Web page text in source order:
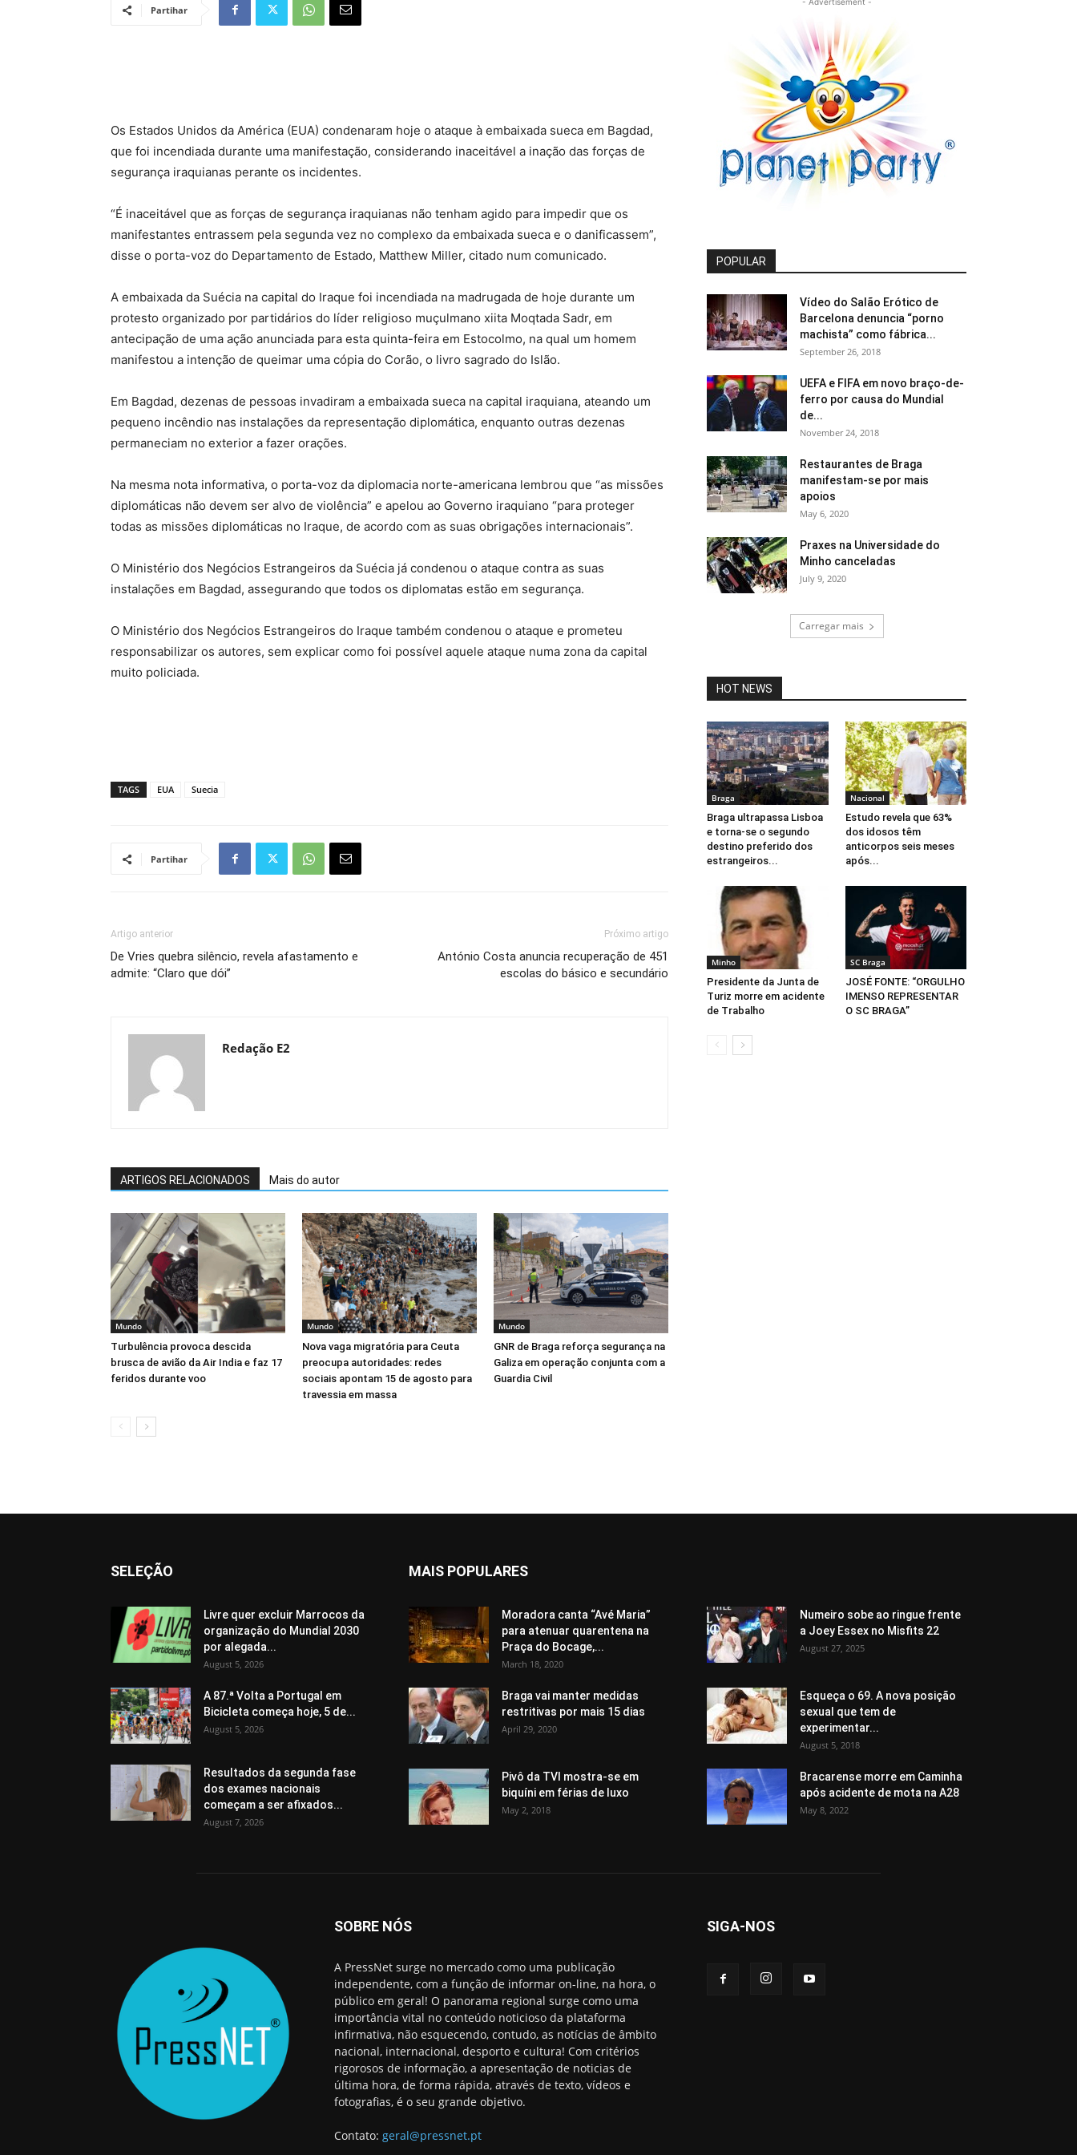
Partihar
Os Estados Unidos da América (EUA) condenaram hoje o ataque à embaixada sueca em Bagdad,
que foi incendiada durante uma manifestação, considerando inaceitável a inação das forças de
segurança iraquianas perante os incidentes.
“É inaceitável que as forças de segurança iraquianas não tenham agido para impedir que os
manifestantes entrassem pela segunda vez no complexo da embaixada sueca e o danificassem”,
disse o porta-voz do Departamento de Estado, Matthew Miller, citado num comunicado.
A embaixada da Suécia na capital do Iraque foi incendiada na madrugada de hoje durante um
protesto organizado por partidários do líder religioso muçulmano xiita Moqtada Sadr, em
antecipação de uma ação anunciada para esta quinta-feira em Estocolmo, na qual um homem
manifestou a intenção de queimar uma cópia do Corão, o livro sagrado do Islão.
Em Bagdad, dezenas de pessoas invadiram a embaixada sueca na capital iraquiana, ateando um
pequeno incêndio nas instalações da representação diplomática, enquanto outras dezenas
permaneciam no exterior a fazer orações.
Na mesma nota informativa, o porta-voz da diplomacia norte-americana lembrou que “as missões
diplomáticas não devem ser alvo de violência” e apelou ao Governo iraquiano “para proteger
todas as missões diplomáticas no Iraque, de acordo com as suas obrigações internacionais”.
O Ministério dos Negócios Estrangeiros da Suécia já condenou o ataque contra as suas
instalações em Bagdad, assegurando que todos os diplomatas estão em segurança.
O Ministério dos Negócios Estrangeiros do Iraque também condenou o ataque e prometeu
responsabilizar os autores, sem explicar como foi possível aquele ataque numa zona da capital
muito policiada.
TAGS EUA Suecia
Partihar
Artigo anterior
De Vries quebra silêncio, revela afastamento e
admite: “Claro que dói”
Próximo artigo
António Costa anuncia recuperação de 451
escolas do básico e secundário
Redação E2
ARTIGOS RELACIONADOS Mais do autor
Mundo
Turbulência provoca descida
brusca de avião da Air India e faz 17
feridos durante voo
Mundo
Nova vaga migratória para Ceuta
preocupa autoridades: redes
sociais apontam 15 de agosto para
travessia em massa
Mundo
GNR de Braga reforça segurança na
Galiza em operação conjunta com a
Guardia Civil
POPULAR
Vídeo do Salão Erótico de
Barcelona denuncia “porno
machista” como fábrica...
September 26, 2018
UEFA e FIFA em novo braço-de-
ferro por causa do Mundial
de...
November 24, 2018
Restaurantes de Braga
manifestam-se por mais
apoios
May 6, 2020
​Praxes na Universidade do
Minho canceladas
July 9, 2020
Carregar mais
HOT NEWS
Braga
Braga ultrapassa Lisboa
e torna-se o segundo
destino preferido dos
estrangeiros...
Nacional
Estudo revela que 63%
dos idosos têm
anticorpos seis meses
após...
Minho
Presidente da Junta de
Turiz morre em acidente
de Trabalho
SC Braga
JOSÉ FONTE: “ORGULHO
IMENSO REPRESENTAR
O SC BRAGA”
SELEÇÃO
Livre quer excluir Marrocos da
organização do Mundial 2030
por alegada...
August 5, 2026
A 87.ª Volta a Portugal em
Bicicleta começa hoje, 5 de...
August 5, 2026
Resultados da segunda fase
dos exames nacionais
começam a ser afixados...
August 7, 2026
MAIS POPULARES
Moradora canta “Avé Maria”
para atenuar quarentena na
Praça do Bocage,...
March 18, 2020
Numeiro sobe ao ringue frente
a Joey Essex no Misfits 22
August 27, 2025
Braga vai manter medidas
restritivas por mais 15 dias
April 29, 2020
Esqueça o 69. A nova posição
sexual que tem de
experimentar...
August 5, 2018
Pivô da TVI mostra-se em
biquíni em férias de luxo
May 2, 2018
Bracarense morre em Caminha
após acidente de mota na A28
May 8, 2022
SOBRE NÓS
A PressNet surge no mercado como uma publicação
independente, com a função de informar on-line, na hora, o
público em geral! O panorama regional surge como uma
importância vital no conteúdo noticioso da plataforma
infirmativa, não esquecendo, contudo, as notícias de âmbito
nacional, internacional, desporto e cultura! Com critérios
rigorosos de informação, a apresentação de noticias de
última hora, de forma rápida, através de texto, vídeos e
fotografias, é o seu grande objetivo.
Contato: geral@pressnet.pt
SIGA-NOS